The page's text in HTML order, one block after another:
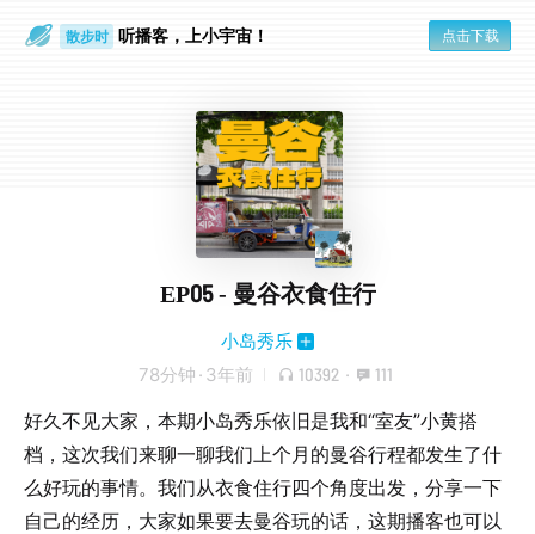
散步时 听播客，上小宇宙！ 点击下载
EP05 - 曼谷衣食住行
小岛秀乐
78分钟 · 3年前 10392 · 111
好久不见大家，本期小岛秀乐依旧是我和“室友”小黄搭
档，这次我们来聊一聊我们上个月的曼谷行程都发生了什
么好玩的事情。我们从衣食住行四个角度出发，分享一下
自己的经历，大家如果要去曼谷玩的话，这期播客也可以